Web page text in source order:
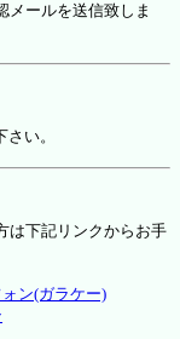
メールを送信致しま
い。
は下記リンクからお手
ン(ガラケー)